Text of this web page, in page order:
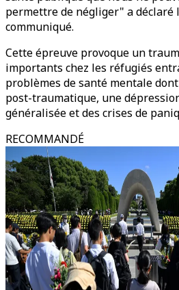
permettre de négliger" a déclaré
communiqué.
Cette épreuve provoque un
importants chez les réfugiés
problèmes de santé mentale
post-traumatique, une
généralisée et des crises de
RECOMMANDÉ